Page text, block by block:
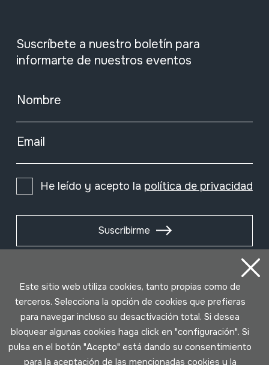
Suscríbete a nuestro boletín para
informarte de nuestros eventos
Nombre
Email
He leído y acepto la política de privacidad
Suscribirme
Este sitio web utiliza cookies, tanto propias como de
terceros. Selecciona la opción de cookies que prefieras
para navegar incluso su desactivación total. Si desea
bloquear algunas cookies haga click en "configuración". Si
pulsa en el botón "Acepto" está dando su consentimiento
para la aceptación de las mencionadas cookies y la